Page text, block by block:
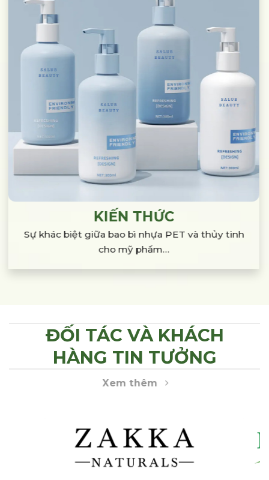
KIẾN THỨC
Sự khác biệt giữa bao bì nhựa PET và thủy tinh
cho mỹ phẩm…
ĐỐI TÁC VÀ KHÁCH
HÀNG TIN TƯỞNG
Xem thêm